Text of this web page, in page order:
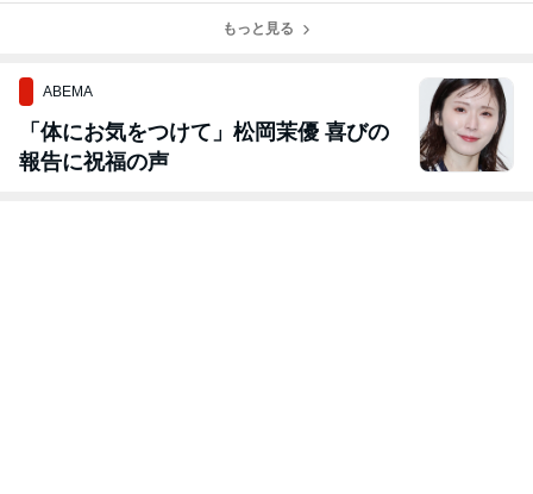
もっと見る
ABEMA
「体にお気をつけて」松岡茉優 喜びの
報告に祝福の声